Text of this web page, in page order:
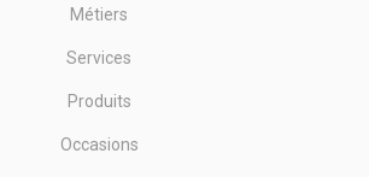
Métiers
Services
Produits
Occasions